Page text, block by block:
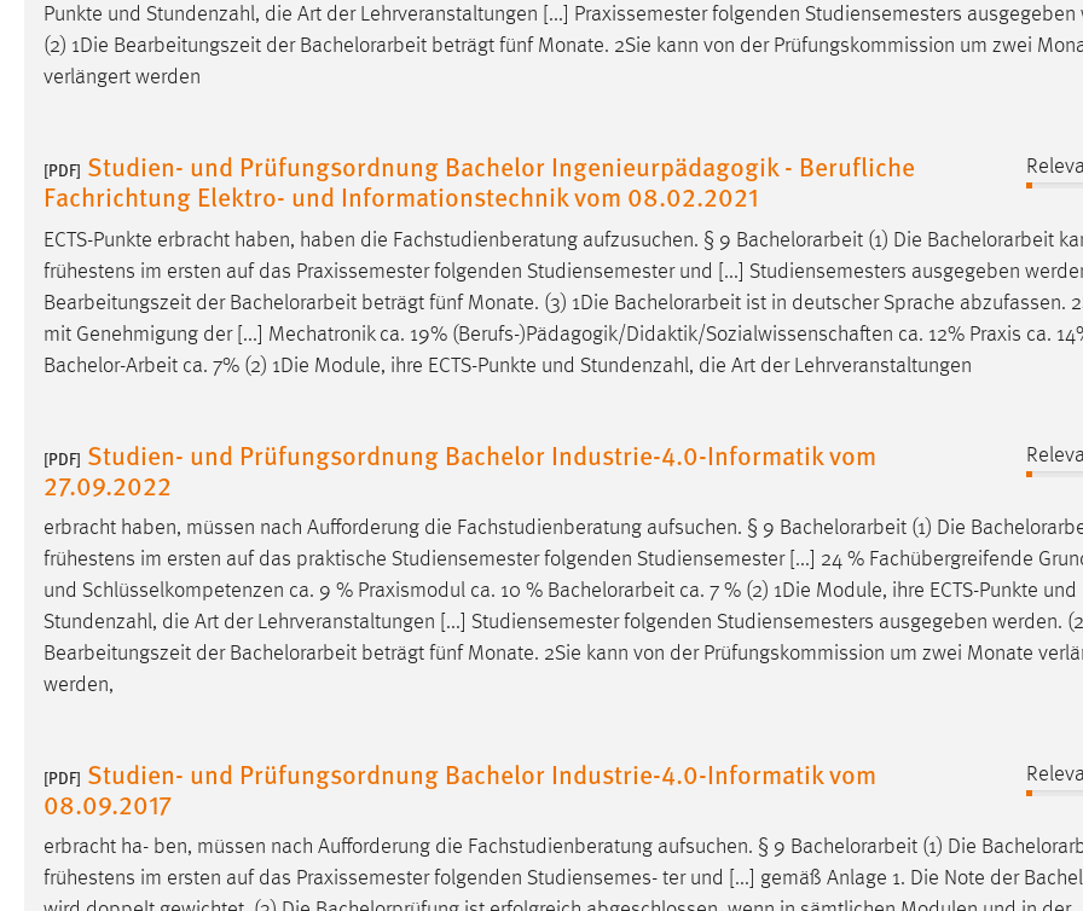
Punkte und Stundenzahl, die Art der Lehrveranstaltungen [...] Praxissemester folgenden Studiensemesters ausgegeben
(2) 1Die Bearbeitungszeit der Bachelorarbeit beträgt fünf Monate. 2Sie kann von der Prüfungskommission um zwei
verlängert werden
[PDF] Studien- und Prüfungsordnung Bachelor Ingenieurpädagogik - Berufliche
Fachrichtung Elektro- und Informationstechnik vom 08.02.2021
ECTS-Punkte erbracht haben, haben die Fachstudienberatung aufzusuchen. § 9 Bachelorarbeit (1) Die Bachelorarbeit
frühestens im ersten auf das Praxissemester folgenden Studiensemester und [...] Studiensemesters ausgegeben
Bearbeitungszeit der Bachelorarbeit beträgt fünf Monate. (3) 1Die Bachelorarbeit ist in deutscher Sprache abzufassen.
mit Genehmigung der [...] Mechatronik ca. 19% (Berufs-)Pädagogik/Didaktik/Sozialwissenschaften ca. 12% Praxis ca.
Bachelor-Arbeit ca. 7% (2) 1Die Module, ihre ECTS-Punkte und Stundenzahl, die Art der Lehrveranstaltungen
[PDF] Studien- und Prüfungsordnung Bachelor Industrie-4.0-Informatik vom
27.09.2022
erbracht haben, müssen nach Aufforderung die Fachstudienberatung aufsuchen. § 9 Bachelorarbeit (1) Die
frühestens im ersten auf das praktische Studiensemester folgenden Studiensemester [...] 24 % Fachübergreifende
und Schlüsselkompetenzen ca. 9 % Praxismodul ca. 10 % Bachelorarbeit ca. 7 % (2) 1Die Module, ihre ECTS-Punkte und
Stundenzahl, die Art der Lehrveranstaltungen [...] Studiensemester folgenden Studiensemesters ausgegeben werden.
Bearbeitungszeit der Bachelorarbeit beträgt fünf Monate. 2Sie kann von der Prüfungskommission um zwei Monate
werden,
[PDF] Studien- und Prüfungsordnung Bachelor Industrie-4.0-Informatik vom
08.09.2017
erbracht ha- ben, müssen nach Aufforderung die Fachstudienberatung aufsuchen. § 9 Bachelorarbeit (1) Die
frühestens im ersten auf das Praxissemester folgenden Studiensemes- ter und [...] gemäß Anlage 1. Die Note der
STATISTIK
Diese Informationen helfen uns zu verstehen, wie
unsere Besucher unsere Website nutzen.
Matomo
Name: _pk_ref, _pk_cvar, _pk_id, _pk_ses
Zweck: Zugriffsstatistik
MARKETING
Marketing Cookies werden von Drittanbietern
verwendet, um personalisierte Werbung anzuzeigen.
hinweg verfolgen.
Google Ads
Zweck:
Cookie Laufzeit: 3 Monate